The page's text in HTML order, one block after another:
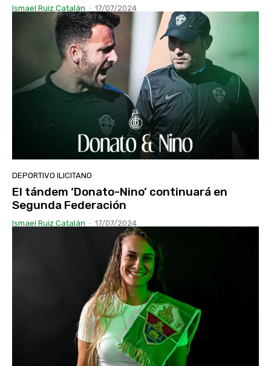
Ismael Ruiz Catalán - 17/07/2024
DEPORTIVO ILICITANO
El tándem ‘Donato-Nino’ continuará en
Segunda Federación
Ismael Ruiz Catalán - 17/07/2024